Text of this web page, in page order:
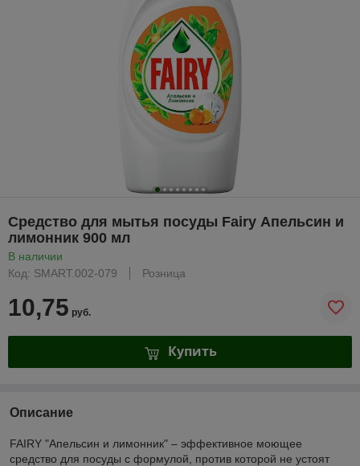
Средство для мытья посуды Fairy Апельсин и
лимонник 900 мл
В наличии
Код: SMART.002-079
Розница
10,75 руб.
Купить
Описание
FAIRY "Апельсин и лимонник" – эффективное моющее
средство для посуды с формулой, против которой не устоят